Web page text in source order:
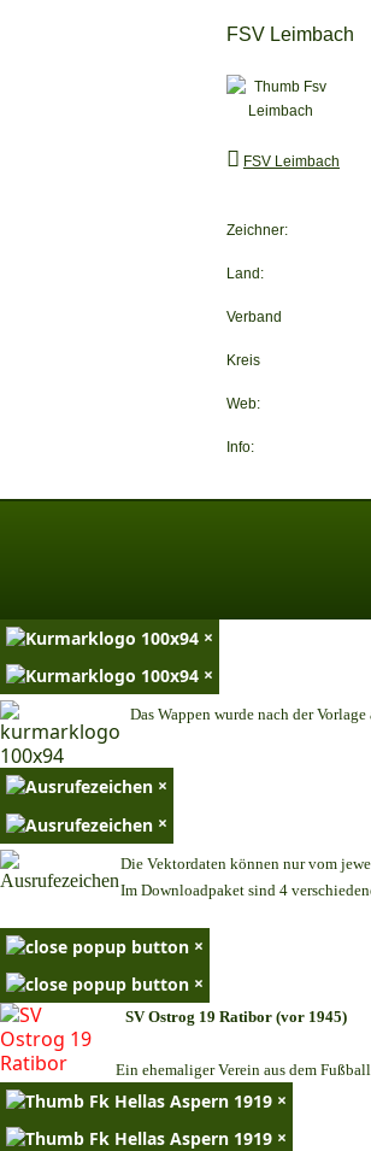
FSV Leimbach
FSV Leimbach
Zeichner:
Land:
Verband
Kreis
Web:
Info:
×
×
Das Wappen wurde nach der
×
×
Die Vektordaten können nur vom
Im Downloadpaket sind 4
×
×
SV Ostrog 19 Ratibor (vor 1945)
Ein ehemaliger Verein aus dem
×
×